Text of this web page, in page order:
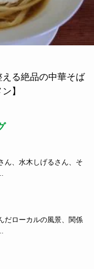
る絶品の中華そば
】
ん、水木しげるさん、そ
だローカルの風景、関係